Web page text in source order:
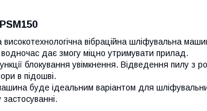
вібраційна шліфувальна
дає змогу міцно утримувати прилад.
блокування увімкнення. Відведення пилу з
в підошві.
буде ідеальним варіантом для